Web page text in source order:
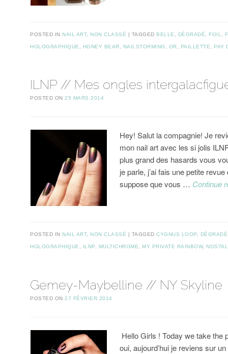
POSTED IN NAIL ART, NON CLASSÉ TAGGED BELLE DÉGRADÉ FOIL
HOLOGRAPHIQUE HONEY BEAR NAILSTORMING OR PAILLETTE PAY
ILNP // Mes ongles
POSTED ON25 MARS 2014
Hey! Salut la compagnie! Je
mon nail art avec les si jolis
plus grand des hasards vous
je parle, j’ai fais une petite
suppose que vous … Continue
POSTED IN NAIL ART, NON CLASSÉ TAGGEDCYGNUS LOOP, DÉGRADÉ
HOLOGRAPHIQUE , ILNP, MULTICHROME, MY PRIVATE RAINBOW,
Gemey-Maybelline // NY Skyline
POSTED ON27 FÉVRIER 2014
Hello Girls ! Today we take the
oui, aujourd’hui je reviens sur